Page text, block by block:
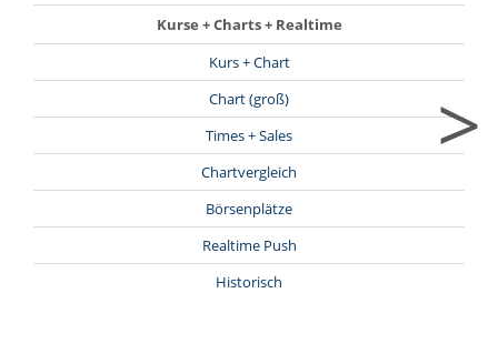
Kurse + Charts + Realtime
Kurs + Chart
Chart (groß)
Times + Sales
Chartvergleich
Börsenplätze
Realtime Push
Historisch
>